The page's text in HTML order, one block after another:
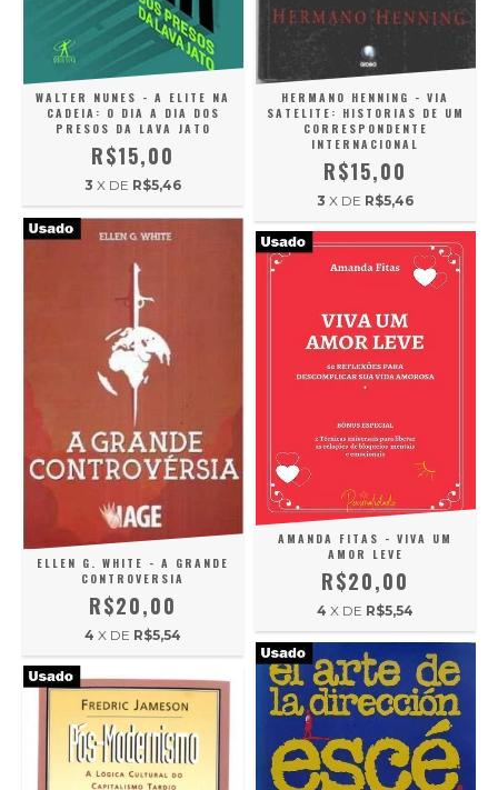
WALTER NUNES - A ELITE NA
CADEIA: O DIA A DIA DOS
PRESOS DA LAVA JATO
R$15,00
3 X DE R$5,46
HERMANO HENNING - VIA
SATELITE: HISTORIAS DE UM
CORRESPONDENTE
INTERNACIONAL
R$15,00
3 X DE R$5,46
ELLEN G. WHITE - A GRANDE
CONTROVERSIA
R$20,00
4 X DE R$5,54
AMANDA FITAS - VIVA UM
AMOR LEVE
R$20,00
4 X DE R$5,54